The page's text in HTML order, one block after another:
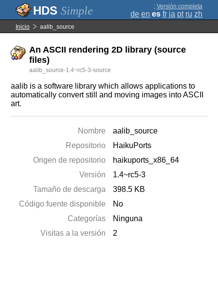
Simple ; Versión completa
de en es fr ja pt ru zh
Inicio aalib_source
An ASCII rendering 2D library (source
files)
aalib_source-1.4~rc5-3-source
aalib is a software library which allows applications to
automatically convert still and moving images into ASCII
art.
Nombre
aalib_source
Repositorio
HaikuPorts
Origen de repositorio
haikuports_x86_64
Versión
1.4~rc5-3
Tamaño de descarga
398.5 KB
Código fuente disponible
No
Categorías
Ninguna
Visitas a la versión
2